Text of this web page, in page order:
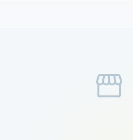
storefront